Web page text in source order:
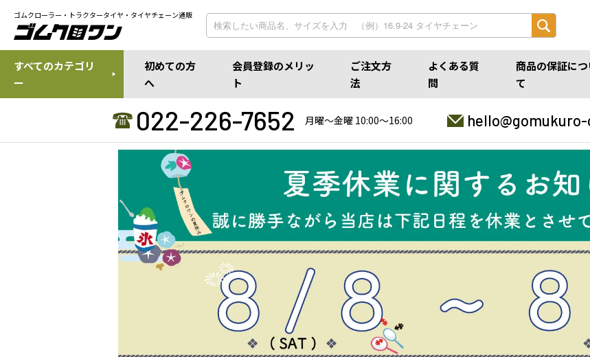
ゴムクローラー・トラクタータイヤ・タイヤチェーン通販
すべてのカテゴリ
ー
初めての方
へ
会員登録のメリッ
ト
ご注文方
法
よくある質
問
商品の保証に
て
022-226-7652 月曜〜金曜 10:00〜16:00